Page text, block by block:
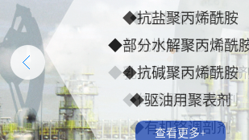
◆抗盐聚丙烯酰胺
◆部分水解聚丙烯酰
◆抗碱聚丙烯酰胺
◆驱油用聚表剂
查看更多+
◆正电胶调堵剂
◆有机树脂凝胶调剖
◆乳液微球颗粒调剖剂
◆体膨颗粒调剖剂
◆有机铬调剖剂
查看更多+